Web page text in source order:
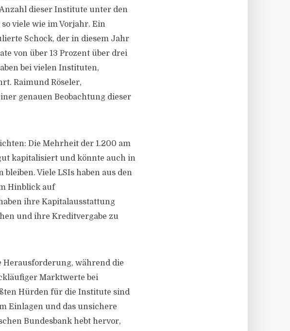
dieser Institute unter den
viele wie im Vorjahr. Ein
Schock, der in diesem Jahr
von über 13 Prozent über drei
bei vielen Instituten,
Raimund Röseler,
genauen Beobachtung dieser
Die Mehrheit der 1.200 am
kapitalisiert und könnte auch in
Viele LSIs haben aus den
Hinblick auf
ihre Kapitalausstattung
und ihre Kreditvergabe zu
Herausforderung, während die
Marktwerte bei
Hürden für die Institute sind
Einlagen und das unsichere
Bundesbank hebt hervor,